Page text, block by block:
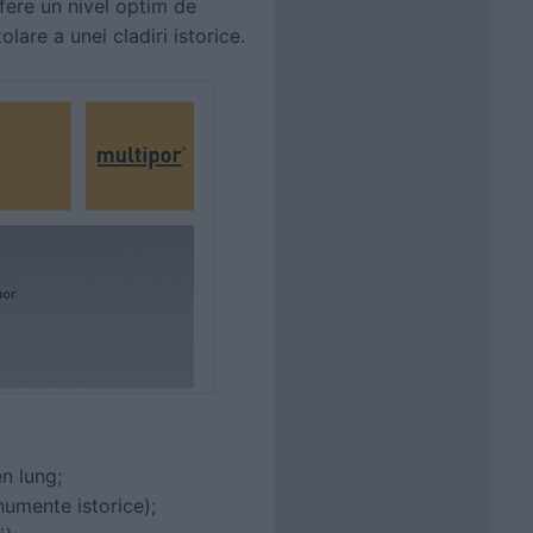
un nivel optim de
a unei cladiri istorice.
lung;
istorice);